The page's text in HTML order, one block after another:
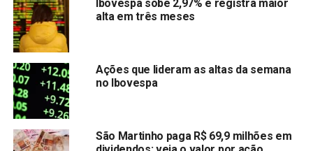
Compartilhar:
Copy
Link
WhatsApp
TÓPICOS RELACIONADOS: BEEF3
PRÓXIMA:
Ações da Via Varejo (VVAR3) caem mesmo após
dobrar lucro no 2T21
Ibovespa sobe 2,97% e registra maior
alta em três meses
Ações que lideram as altas da semana
no Ibovespa
São Martinho paga R$ 69,9 milhões em